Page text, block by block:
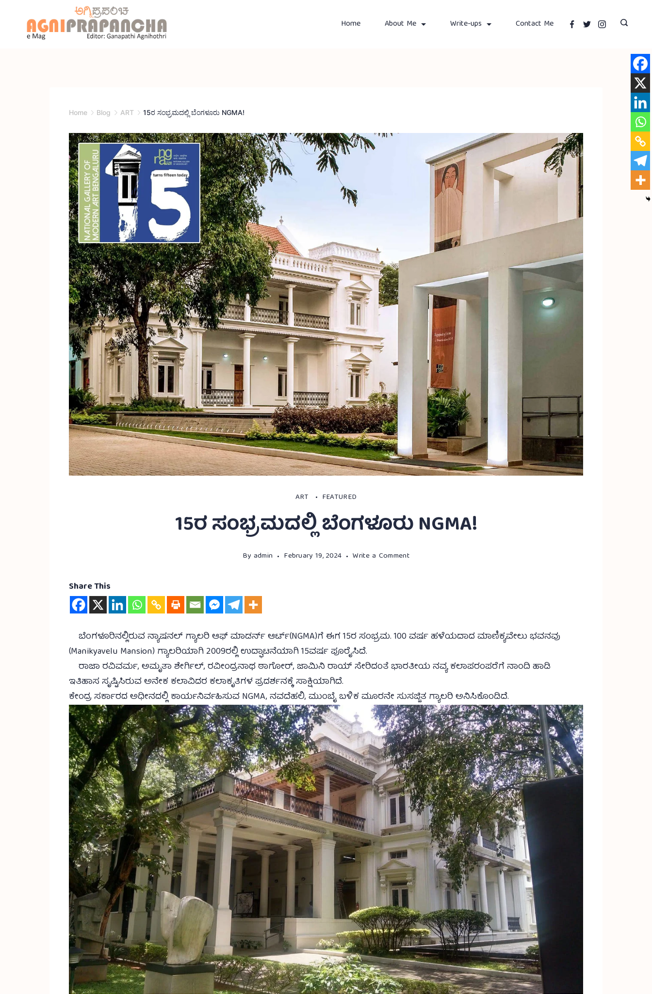
Home About Me Write-ups Contact Me
Home Blog ART 15ರ ಸಂಭ್ರಮದಲ್ಲಿ ಬೆಂಗಳೂರು NGMA!
ART FEATURED
15ರ ಸಂಭ್ರಮದಲ್ಲಿ ಬೆಂಗಳೂರು NGMA!
By admin February 19, 2024 Write a Comment
Share This
ಬೆಂಗಳೂರಿನಲ್ಲಿರುವ ನ್ಯಾಷನಲ್ ಗ್ಯಾಲರಿ ಆಫ್ ಮಾಡರ್ನ್ ಆರ್ಟ್(NGMA)ಗೆ ಈಗ 15ರ ಸಂಭ್ರಮ. 100 ವರ್ಷ ಹಳೆಯದಾದ ಮಾಣಿಕ್ಯವೇಲು ಭವನವು
(Manikyavelu Mansion) ಗ್ಯಾಲರಿಯಾಗಿ 2009ರಲ್ಲಿ ಉದ್ಘಾಟನೆಯಾಗಿ 15ವರ್ಷ ಪೂರೈಸಿದೆ.
ರಾಜಾ ರವಿವರ್ಮ, ಅಮೃತಾ ಶೇರ್ಗಿಲ್, ರವೀಂದ್ರನಾಥ ಠಾಗೋರ್, ಜಾಮಿನಿ ರಾಯ್ ಸೇರಿದಂತೆ ಭಾರತೀಯ ನವ್ಯ ಕಲಾಪರಂಪರೆಗೆ ನಾಂದಿ ಹಾಡಿ
ಇತಿಹಾಸ ಸೃಷ್ಟಿಸಿರುವ ಅನೇಕ ಕಲಾವಿದರ ಕಲಾಕೃತಿಗಳ ಪ್ರದರ್ಶನಕ್ಕೆ ಸಾಕ್ಷಿಯಾಗಿದೆ.
ಕೇಂದ್ರ ಸರ್ಕಾರದ ಅಧೀನದಲ್ಲಿ ಕಾರ್ಯನಿರ್ವಹಿಸುವ NGMA, ನವದೆಹಲಿ, ಮುಂಬೈ ಬಳಿಕ ಮೂರನೇ ಸುಸಜ್ಜಿತ ಗ್ಯಾಲರಿ ಅನಿಸಿಕೊಂಡಿದೆ.